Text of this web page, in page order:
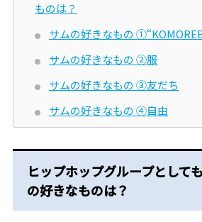
ものは？
サムの好きなもの
サムの好きなもの ②服
サムの好きなもの ③友だち
サムの好きなもの ④自由
ヒップホップグループとして
の好きなものは？